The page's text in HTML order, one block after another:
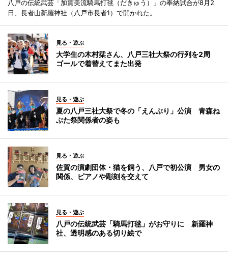
八戸の伝統武芸「加賀美流騎馬打毬（だきゅう）」の奉納試合が8月2
日、長者山新羅神社（八戸市長者1）で開かれた。
見る・遊ぶ
大学生の木村栞さん、八戸三社大祭の行列を2周
ゴールで着替えてまた出発
見る・遊ぶ
夏の八戸三社大祭で冬の「えんぶり」公演 青森ね
ぶた祭関係者の姿も
見る・遊ぶ
佐賀の演劇団体・猫を飼う、八戸で初公演 男女の
関係、ピアノや彫刻を交えて
見る・遊ぶ
八戸の伝統武芸「騎馬打毬」がお守りに 新羅神
社、透明感のある切り絵で